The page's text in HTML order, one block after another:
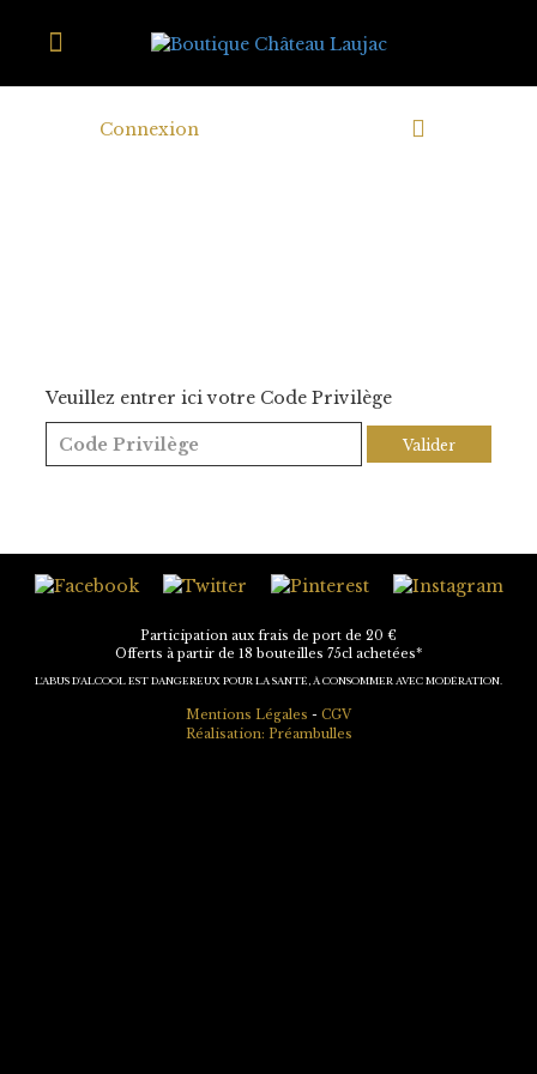
Connexion
Veuillez entrer ici votre Code Privilège
Participation aux frais de port de 20 €
Offerts à partir de 18 bouteilles 75cl achetées*
L'ABUS D'ALCOOL EST DANGEREUX POUR LA SANTÉ, À CONSOMMER AVEC MODÉRATION.
Mentions Légales - CGV
Réalisation: Préambulles